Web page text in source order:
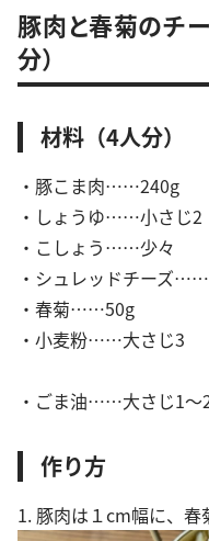
豚肉と春菊のチ
分）
材料（4人分）
・豚こま肉……240g
・しょうゆ……小さじ2
・こしょう……少々
・シュレッドチーズ
・春菊……50g
・小麦粉……大さじ3
・ごま油……大さじ1〜
作り方
1. 豚肉は１cm幅に、